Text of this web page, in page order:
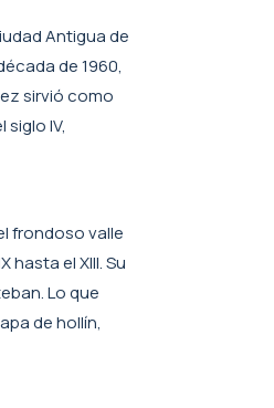
Antigua de
de 1960,
sirvió como
IV,
frondoso valle
el XIII. Su
Lo que
de hollín,